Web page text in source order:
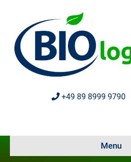
+49 89 8999 9790
Menu